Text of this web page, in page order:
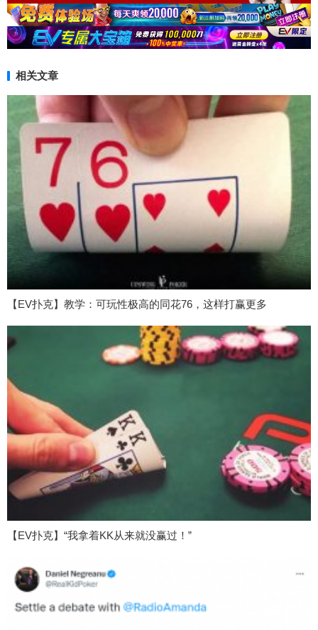
相关文章
【EV扑克】教学：可玩性极高的同花76，这样打赢更多
【EV扑克】“我拿着KK从来就没赢过！”